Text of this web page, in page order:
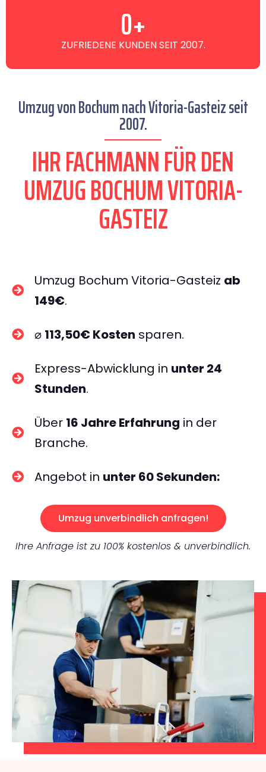
ZUFRIEDENE KUNDEN SEIT 2007.
0+
Umzug von Bochum nach Vitoria-Gasteiz seit
2007.
IHR FACHMANN FÜR DEN
UMZUG BOCHUM VITORIA-
GASTEIZ
Umzug Bochum Vitoria-Gasteiz ab
149€.
⌀ 113,50€ Kosten sparen.
Express-Abwicklung in unter 24
Stunden.
Über 16 Jahre Erfahrung in der
Branche.
Angebot in unter 60 Sekunden:
Umzug unverbindlich anfragen!
Ihre Anfrage ist zu 100% kostenlos & unverbindlich.